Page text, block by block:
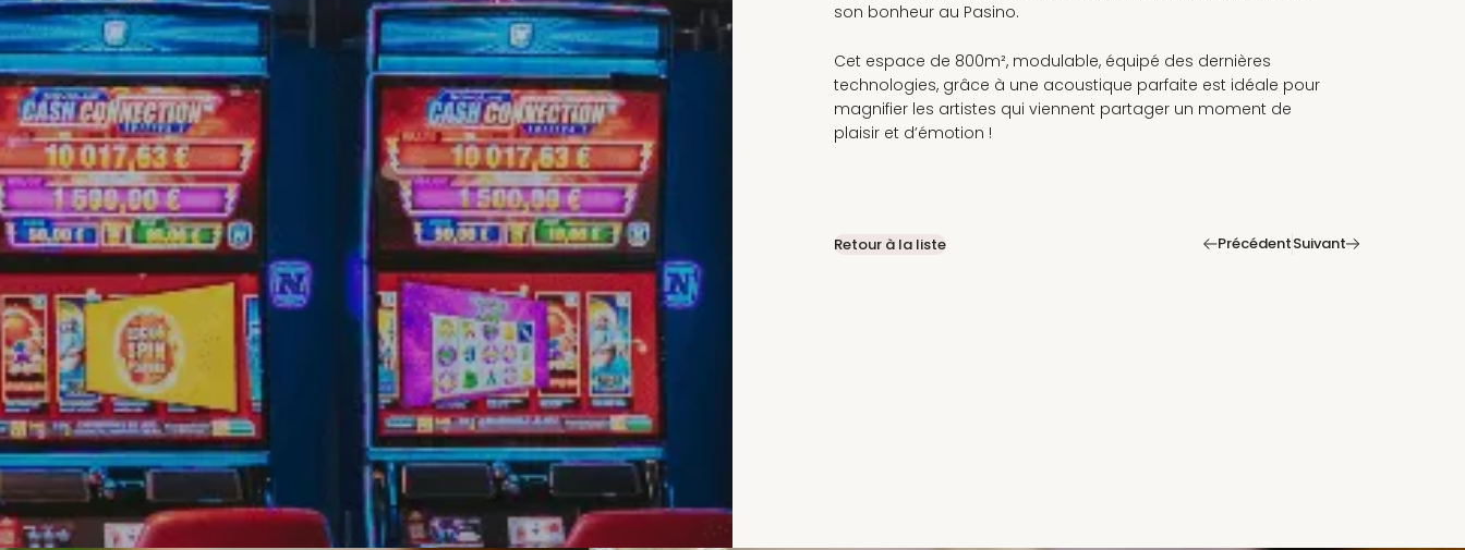
son bonheur au Pasino.
Cet espace de 800m², modulable, équipé des dernières
technologies, grâce à une acoustique parfaite est idéale pour
magnifier les artistes qui viennent partager un moment de
plaisir et d’émotion !
Retour à la liste Précédent|Suivant